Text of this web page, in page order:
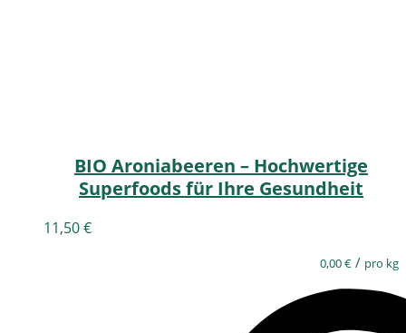
BIO Aroniabeeren – Hochwertige
Superfoods für Ihre Gesundheit
11,50€
0,00€ / pro kg